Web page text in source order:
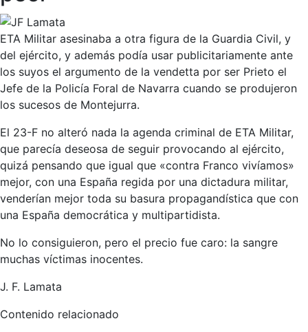
ETA Militar asesinaba a otra figura de la Guardia Civil, y
del ejército, y además podía usar publicitariamente ante
los suyos el argumento de la vendetta por ser Prieto el
Jefe de la Policía Foral de Navarra cuando se produjeron
los sucesos de Montejurra.
El 23-F no alteró nada la agenda criminal de ETA Militar,
que parecía deseosa de seguir provocando al ejército,
quizá pensando que igual que «contra Franco vivíamos»
mejor, con una España regida por una dictadura militar,
venderían mejor toda su basura propagandística que con
una España democrática y multipartidista.
No lo consiguieron, pero el precio fue caro: la sangre
muchas víctimas inocentes.
J. F. Lamata
Contenido relacionado